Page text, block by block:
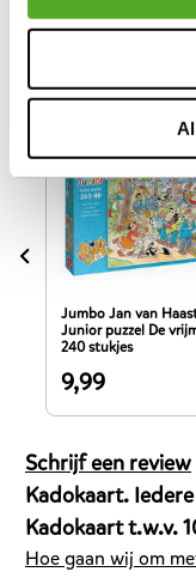
Voor meer informatie
Anderen
Jumbo Jan van
Junior puzzel De
240 stukjes
De
prijs
van
dit
product
is
9,99
9,99
Schrijf een review
Kadokaart.
Kadokaart t.w.v.
Hoe gaan wij om